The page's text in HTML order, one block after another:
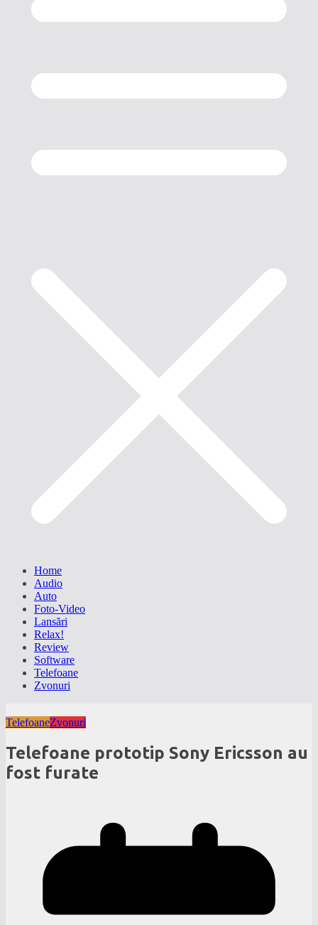
Home
Audio
Auto
Foto-Video
Lansări
Relax!
Review
Software
Telefoane
Zvonuri
TelefoaneZvonuri
Telefoane prototip Sony Ericsson au
fost furate